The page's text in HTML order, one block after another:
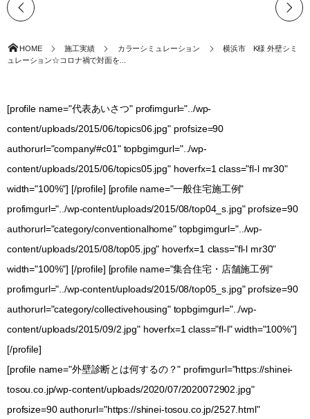
HOME 施工実績 カラーシミュレーション
横浜市 K様 外壁シミ
ュレーション☆コロナ禍で対面を...
[profile name="代表あいさつ" profimgurl="../wp-
content/uploads/2015/06/topics06.jpg" profsize=90
authorurl="company/#c01" topbgimgurl="../wp-
content/uploads/2015/06/topics05.jpg" hoverfx=1 class="fl-l mr30"
width="100%"] [/profile] [profile name="一般住宅施工例"
profimgurl="../wp-content/uploads/2015/08/top04_s.jpg" profsize=90
authorurl="category/conventionalhome" topbgimgurl="../wp-
content/uploads/2015/08/top05.jpg" hoverfx=1 class="fl-l mr30"
width="100%"] [/profile] [profile name="集合住宅・店舗施工例"
profimgurl="../wp-content/uploads/2015/08/top05_s.jpg" profsize=90
authorurl="category/collectivehousing" topbgimgurl="../wp-
content/uploads/2015/09/2.jpg" hoverfx=1 class="fl-l" width="100%"]
[/profile]
[profile name="外壁診断とは何するの？" profimgurl="https://shinei-
tosou.co.jp/wp-content/uploads/2020/07/2020072902.jpg"
profsize=90 authorurl="https://shinei-tosou.co.jp/2527.html"